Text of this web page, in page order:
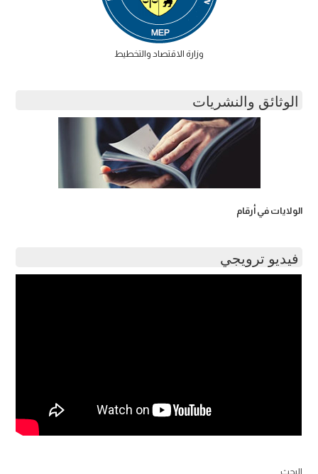
وزارة الاقتصاد والتخطيط
الوثائق والنشريات
الولايات في أرقام
فيديو ترويجي
البحث